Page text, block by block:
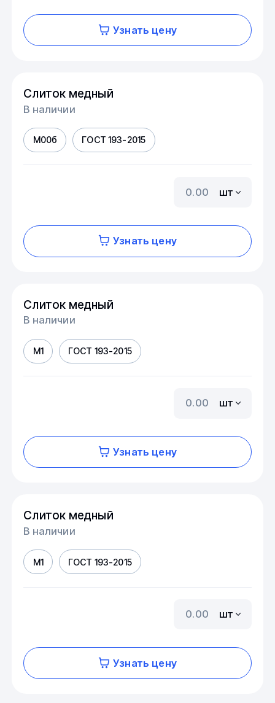
Узнать цену
Слиток медный
В наличии
М00б ГОСТ 193-2015
шт
Узнать цену
Слиток медный
В наличии
М1 ГОСТ 193-2015
шт
Узнать цену
Слиток медный
В наличии
М1 ГОСТ 193-2015
шт
Узнать цену